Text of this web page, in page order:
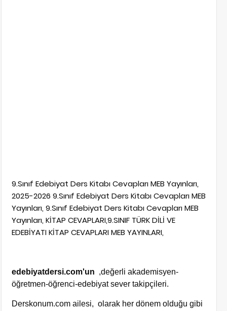
9.Sınıf Edebiyat Ders Kitabı Cevapları MEB Yayınları,
2025-2026 9.Sınıf Edebiyat Ders Kitabı Cevapları MEB
Yayınları, 9.Sınıf Edebiyat Ders Kitabı Cevapları MEB
Yayınları, KİTAP CEVAPLARI,9.SINIF TÜRK DİLİ VE
EDEBİYATI KİTAP CEVAPLARI MEB YAYINLARI,
edebiyatdersi.com'un ,değerli akademisyen-
öğretmen-öğrenci-edebiyat sever takipçileri.
Derskonum.com ailesi, olarak her dönem olduğu gibi